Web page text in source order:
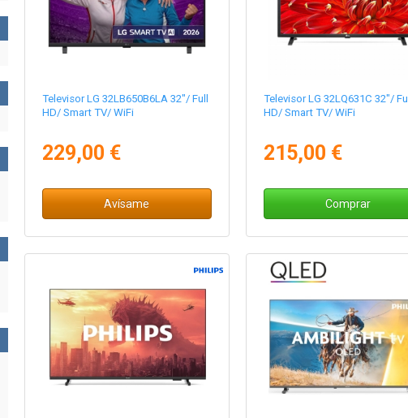
Televisor LG 32LB650B6LA 32"/ Full
HD/ Smart TV/ WiFi
229,00 €
Avísame
Televisor LG 32LQ631C 32"/ Full
HD/ Smart TV/ WiFi
215,00 €
Comprar